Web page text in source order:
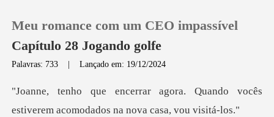
0
Meu romance com um CEO impassível
Capítulo 28 Jogando golfe
Palavras: 733 |Lançado em: 19/12/2024
. Quando vocês
estiverem acomodad